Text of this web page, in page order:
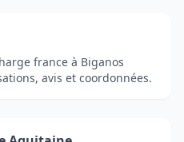
france à Biganos
avis et coordonnées.